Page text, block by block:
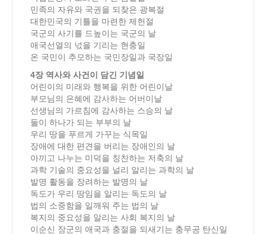
민족의 자유와 국권을 되찾은 광복절
대한민국의 기틀을 마련한 제헌절
국군의 사기를 드높이는 국군의 날
애국선열의 넋을 기리는 현충일
온 국민이 추모하는 국민장일과 국장일
4장 역사와 사건이 담긴 기념일
어린이의 미래와 행복을 위한 어린이날
부모님의 은혜에 감사하는 어버이날
선생님의 가르침에 감사하는 스승의 날
둘이 하나가 되는 부부의 날
우리 땅을 푸르게 가꾸는 식목일
장애에 대한 편견을 버리는 장애인의 날
아끼고 나누는 미덕을 칭찬하는 저축의 날
과학 기술의 중요성을 널리 알리는 과학의 날
발명 활동을 장려하는 발명의 날
독도가 우리 땅임을 알리는 독도의 날
법의 소중함을 일깨워 주는 법의 날
복지의 중요성을 알리는 사회 복지의 날
이순신 장군의 애국과 충절을 되새기는 충무공 탄신일